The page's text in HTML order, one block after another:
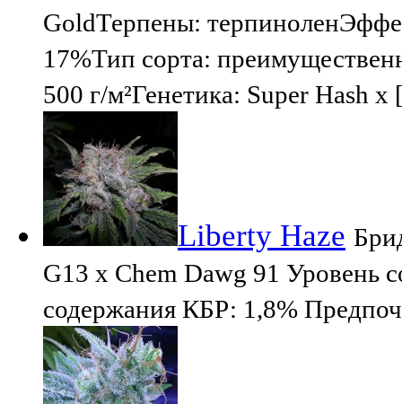
GoldТерпены:
17%Тип сорта:
500 г/м²Генетика: Super Hash
Liberty Haze
G13 x Chem Dawg 91 Уровень
содержания КБР: 1,8%